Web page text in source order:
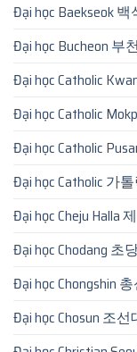
Đại học Baekseok
Đại học Bucheon 부
Đại học Catholic
Đại học Catholic
Đại học Catholic
Đại học Catholic 가
Đại học Cheju Halla
Đại học Chodang 초
Đại học Chongshin
Đại học Chosun 조